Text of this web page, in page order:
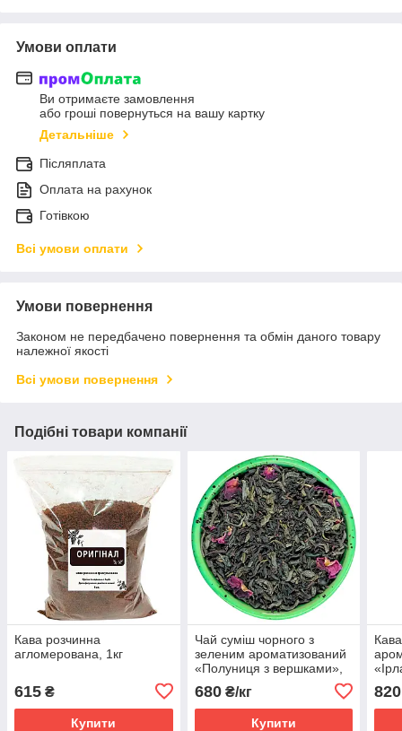
Умови оплати
Ви отримаєте замовлення
або гроші повернуться на вашу картку
Детальніше
Післяплата
Оплата на рахунок
Готівкою
Всі умови оплати
Умови повернення
Законом не передбачено повернення та обмін даного товару
належної якості
Всі умови повернення
Подібні товари компанії
Кава розчинна
агломерована, 1кг
615 ₴
Купити
Чай суміш чорного з
зеленим ароматизований
«Полуниця з вершками»,
680₴/кг
Купити
820